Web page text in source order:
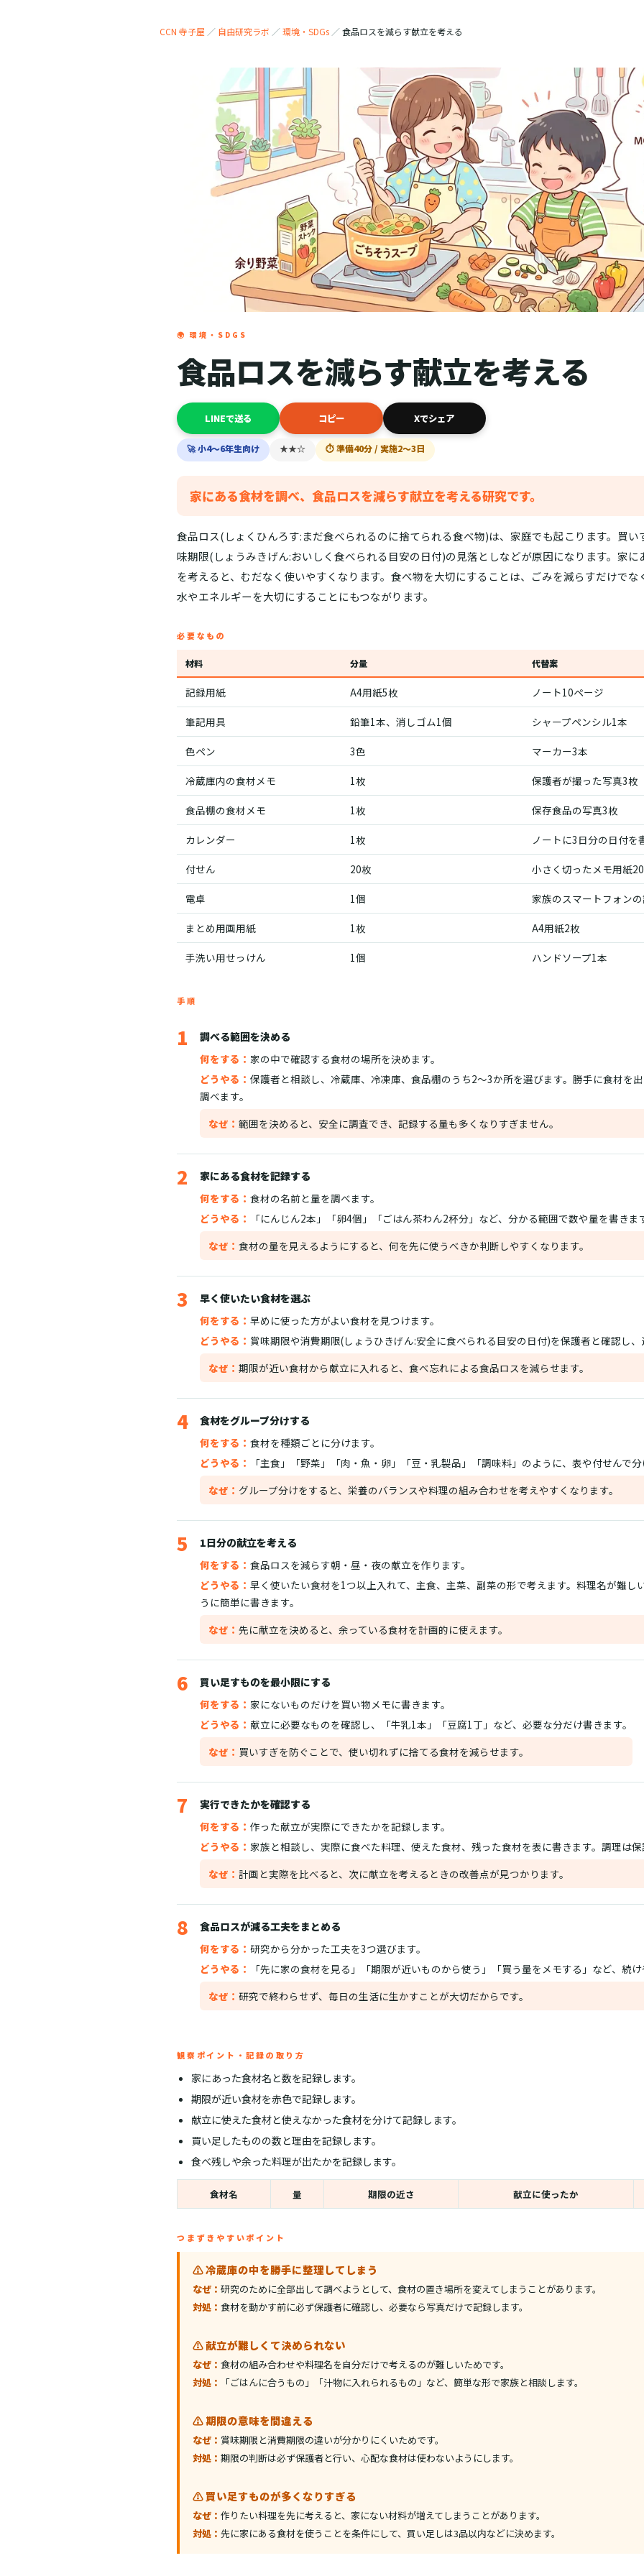
CCN 寺子屋 ／ 自由研究ラボ ／環境・SDGs ／食品ロスを減らす献立を考える
🌍 環境・SDGS
食品ロスを減らす献立を考える
LINEで送る コピー Xでシェア
🚀 小4〜6年生向け ★★☆ ⏱ 準備40分 / 実施2〜3日
家にある食材を調べ、食品ロスを減らす献立を考える研究です。
食品ロス(しょくひんろす:まだ食べられるのに捨てられる食べ物)は、家庭でも起こります。買い
味期限(しょうみきげん:おいしく食べられる目安の日付)の見落としなどが原因になります。家
を考えると、むだなく使いやすくなります。食べ物を大切にすることは、ごみを減らすだけで
水やエネルギーを大切にすることにもつながります。
必要なもの
材料 分量 代替案
記録用紙 A4用紙5枚 ノート10ページ
筆記用具 鉛筆1本、消しゴム1個 シャープペンシル1本
色ペン 3色 マーカー3本
冷蔵庫内の食材メモ 1枚 保護者が撮った写真3枚
食品棚の食材メモ 1枚 保存食品の写真3枚
カレンダー 1枚 ノートに3日分の日付を
付せん 20枚 小さく切ったメモ用紙
電卓 1個 家族のスマートフォン
まとめ用画用紙 1枚 A4用紙2枚
手洗い用せっけん 1個 ハンドソープ1本
手順
1
調べる範囲を決める
何をする： 家の中で確認する食材の場所を決めます。
どうやる： 保護者と相談し、冷蔵庫、冷凍庫、食品棚のうち2〜3か所を選びます。勝手に食材を
調べます。
なぜ： 範囲を決めると、安全に調査でき、記録する量も多くなりすぎません。
2
家にある食材を記録する
何をする： 食材の名前と量を調べます。
どうやる：
「にんじん2本」「卵4個」「ごはん茶わん2杯分」など、分かる範囲で数や量を書きま
なぜ： 食材の量を見えるようにすると、何を先に使うべきか判断しやすくなります。
3
早く使いたい食材を選ぶ
何をする： 早めに使った方がよい食材を見つけます。
どうやる： 賞味期限や消費期限(しょうひきげん:安全に食べられる目安の日付)を保護者と確認し、
なぜ： 期限が近い食材から献立に入れると、食べ忘れによる食品ロスを減らせます。
4
食材をグループ分けする
何をする： 食材を種類ごとに分けます。
どうやる：
「主食」「野菜」「肉・魚・卵」「豆・乳製品」「調味料」のように、表や付せんで分
なぜ： グループ分けをすると、栄養のバランスや料理の組み合わせを考えやすくなります。
5
1日分の献立を考える
何をする： 食品ロスを減らす朝・昼・夜の献立を作ります。
どうやる： 早く使いたい食材を1つ以上入れて、主食、主菜、副菜の形で考えます。料理名が難し
うに簡単に書きます。
なぜ： 先に献立を決めると、余っている食材を計画的に使えます。
6
買い足すものを最小限にする
何をする： 家にないものだけを買い物メモに書きます。
どうやる： 献立に必要なものを確認し、「牛乳1本」「豆腐1丁」など、必要な分だけ書きます。
なぜ： 買いすぎを防ぐことで、使い切れずに捨てる食材を減らせます。
7
実行できたかを確認する
何をする： 作った献立が実際にできたかを記録します。
どうやる： 家族と相談し、実際に食べた料理、使えた食材、残った食材を表に書きます。調理は保
なぜ： 計画と実際を比べると、次に献立を考えるときの改善点が見つかります。
8
食品ロスが減る工夫をまとめる
何をする： 研究から分かった工夫を3つ選びます。
どうやる：
「先に家の食材を見る」「期限が近いものから使う」「買う量をメモする」など、続け
なぜ： 研究で終わらせず、毎日の生活に生かすことが大切だからです。
観察ポイント・記録の取り方
家にあった食材名と数を記録します。
期限が近い食材を赤色で記録します。
献立に使えた食材と使えなかった食材を分けて記録します。
買い足したものの数と理由を記録します。
食べ残しや余った料理が出たかを記録します。
食材名 量 期限の近さ 献立に使ったか
つまずきやすいポイント
⚠️ 冷蔵庫の中を勝手に整理してしまう
なぜ： 研究のために全部出して調べようとして、食材の置き場所を変えてしまうことがあります。
対処： 食材を動かす前に必ず保護者に確認し、必要なら写真だけで記録します。
⚠️ 献立が難しくて決められない
なぜ： 食材の組み合わせや料理名を自分だけで考えるのが難しいためです。
対処：
「ごはんに合うもの」「汁物に入れられるもの」など、簡単な形で家族と相談します。
⚠️ 期限の意味を間違える
なぜ： 賞味期限と消費期限の違いが分かりにくいためです。
対処： 期限の判断は必ず保護者と行い、心配な食材は使わないようにします。
⚠️ 買い足すものが多くなりすぎる
なぜ： 作りたい料理を先に考えると、家にない材料が増えてしまうことがあります。
対処： 先に家にある食材を使うことを条件にして、買い足しは3品以内などに決めます。